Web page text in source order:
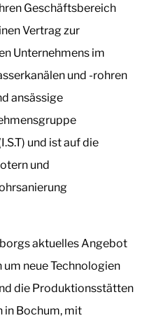
Geschäftsbereich
Vertrag zur
Unternehmens im
und -rohren
ansässige
und ist auf die
und
aktuelles Angebot
neue Technologien
die Produktionsstätten
in Bochum, mit